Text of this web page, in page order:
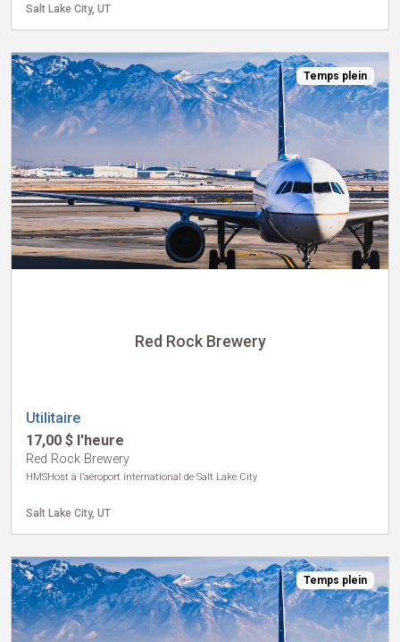
Salt Lake City, UT
Temps plein
Red Rock Brewery
Utilitaire
17,00 $ l'heure
Red Rock Brewery
HMSHost à l’aéroport international de Salt Lake City
Salt Lake City, UT
Temps plein